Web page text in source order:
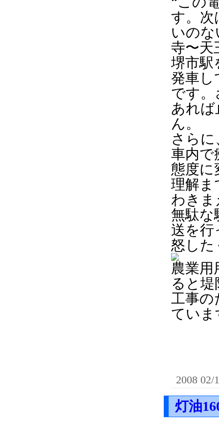
す。次
いの
寺〜天
堺市駅
発車し
です。
あれば
ん。
さら
車内で
態度に
理解ま
わき
無駄な
送を行
怒した
農業用
ると
工事の
ていま
2008 02/
灯油